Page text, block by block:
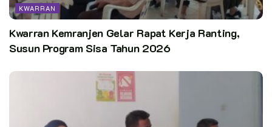
Pewarta: Yusran AY.NS – Indonesian Scout Jurnalist #2109
Editor: PUSDATIN KWARNAS
KWARRAN
Kwarran Kemranjen Gelar Rapat Kerja Ranting,
Susun Program Sisa Tahun 2026